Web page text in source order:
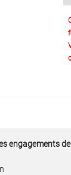
engagements